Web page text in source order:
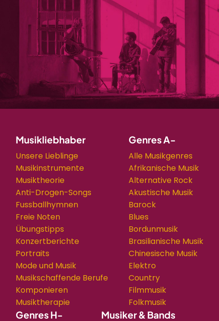
Musikliebhaber
Unsere Lieblinge
Musikinstrumente
Musiktheorie
Anti-Drogen-Songs
Fussballhymnen
Freie Noten
Übungstipps
Konzertberichte
Portraits
Mode und Musik
Musikschaffende Berufe
Komponieren
Musiktherapie
Genres A-
Alle Musikgenres
Afrikanische Musik
Alternative Rock
Akustische Musik
Barock
Blues
Bordunmusik
Brasilianische Musik
Chinesische Musik
Elektro
Country
Filmmusik
Folkmusik
Genres H- Musiker & Bands